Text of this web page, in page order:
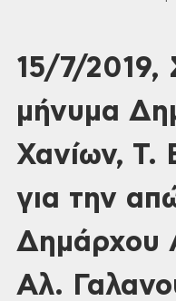
15/7/2019,
μήνυμα
Χανίων, Τ.
για την
Δημάρχου
Αλ.